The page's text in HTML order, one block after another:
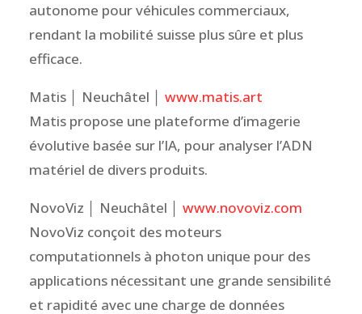
autonome pour véhicules commerciaux,
rendant la mobilité suisse plus sûre et plus
efficace.
Matis │ Neuchâtel │ www.matis.art
Matis propose une plateforme d’imagerie
évolutive basée sur l’IA, pour analyser l’ADN
matériel de divers produits.
NovoViz │ Neuchâtel │
www.novoviz.com
NovoViz conçoit des moteurs
computationnels à photon unique pour des
applications nécessitant une grande sensibilité
et rapidité avec une charge de données